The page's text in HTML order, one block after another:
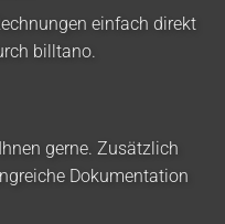
einfach direkt
billtano.
gerne. Zusätzlich
Dokumentation